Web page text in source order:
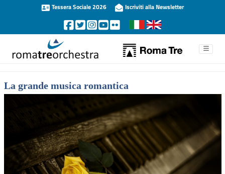
Tessera Sociale 2026 Iscriviti alla Newsletter
La grande musica romantica